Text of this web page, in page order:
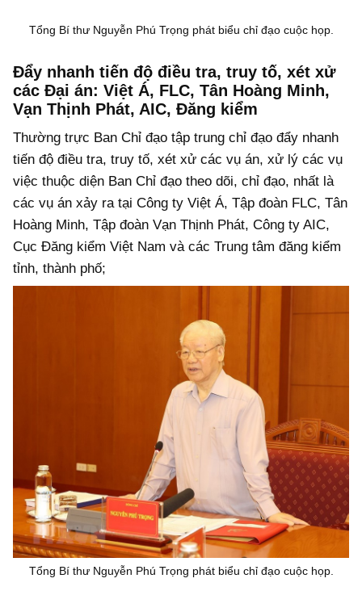
Tổng Bí thư Nguyễn Phú Trọng phát biểu chỉ đạo cuộc họp.
Đẩy nhanh tiến độ điều tra, truy tố, xét xử
các Đại án: Việt Á, FLC, Tân Hoàng Minh,
Vạn Thịnh Phát, AIC, Đăng kiểm
Thường trực Ban Chỉ đạo tập trung chỉ đạo đẩy nhanh
tiến độ điều tra, truy tố, xét xử các vụ án, xử lý các vụ
việc thuộc diện Ban Chỉ đạo theo dõi, chỉ đạo, nhất là
các vụ án xảy ra tại Công ty Việt Á, Tập đoàn FLC, Tân
Hoàng Minh, Tập đoàn Vạn Thịnh Phát, Công ty AIC,
Cục Đăng kiểm Việt Nam và các Trung tâm đăng kiểm
tỉnh, thành phố;
Tổng Bí thư Nguyễn Phú Trọng phát biểu chỉ đạo cuộc họp.